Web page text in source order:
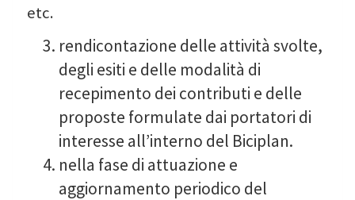
etc.
rendicontazione delle attività svolte,
degli esiti e delle modalità di
recepimento dei contributi e delle
proposte formulate dai portatori di
interesse all’interno del Biciplan.
nella fase di attuazione e
aggiornamento periodico del